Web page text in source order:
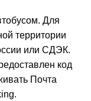
Для
территории
или СДЭК.
код
Почта
.